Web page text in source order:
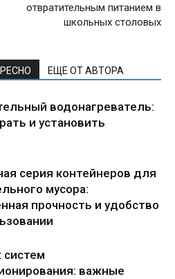
отвратительным питанием в
школьных столовых
ЕЩЕ ОТ АВТОРА
водонагреватель:
и установить
серия контейнеров для
мусора:
прочность и удобство
важные